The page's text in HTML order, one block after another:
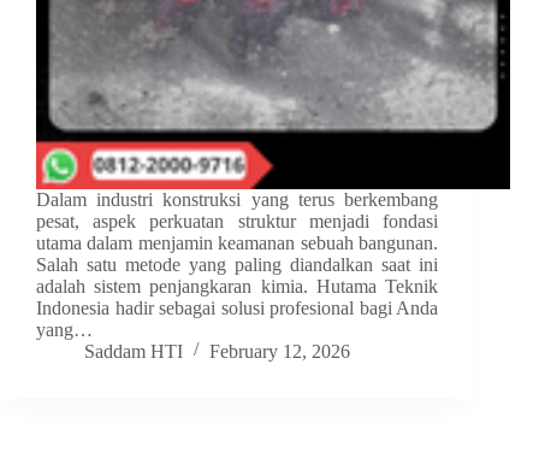
Dalam industri konstruksi yang terus berkembang
pesat, aspek perkuatan struktur menjadi fondasi
utama dalam menjamin keamanan sebuah bangunan.
Salah satu metode yang paling diandalkan saat ini
adalah sistem penjangkaran kimia. Hutama Teknik
Indonesia hadir sebagai solusi profesional bagi Anda
yang…
Saddam HTI
February 12, 2026